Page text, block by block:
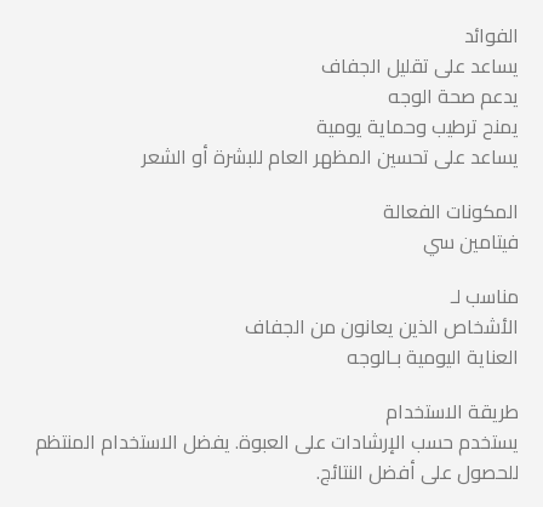
الفوائد
يساعد على تقليل الجفاف
يدعم صحة الوجه
يمنح ترطيب وحماية يومية
يساعد على تحسين المظهر العام للبشرة أو الشعر
المكونات الفعالة
فيتامين سي
مناسب لـ
الأشخاص الذين يعانون من الجفاف
العناية اليومية بـالوجه
طريقة الاستخدام
يستخدم حسب الإرشادات على العبوة. يفضل الاستخدام المنتظم
للحصول على أفضل النتائج.